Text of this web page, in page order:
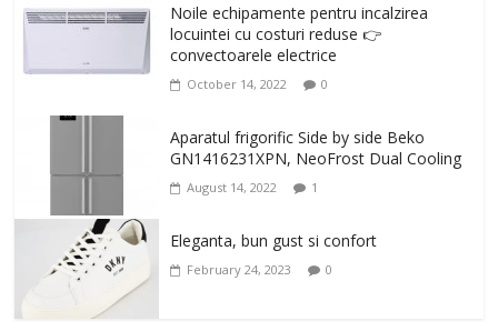
Noile echipamente pentru incalzirea
locuintei cu costuri reduse 👉
convectoarele electrice
October 14, 2022 0
Aparatul frigorific Side by side Beko
GN1416231XPN, NeoFrost Dual Cooling
August 14, 2022 1
Eleganta, bun gust si confort
February 24, 2023 0